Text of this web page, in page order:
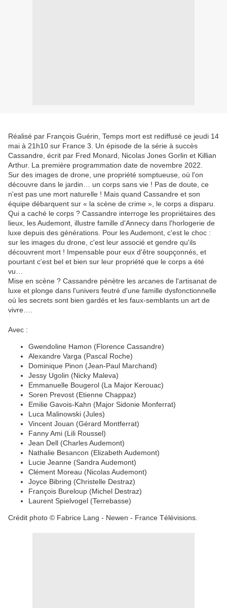
Réalisé par François Guérin, Temps mort est rediffusé ce jeudi 14
mai à 21h10 sur France 3. Un épisode de la série à succès
Cassandre, écrit par Fred Monard, Nicolas Jones Gorlin et Killian
Arthur. La première programmation date de novembre 2022.
Sur des images de drone, une propriété somptueuse, où l'on
découvre dans le jardin… un corps sans vie ! Pas de doute, ce
n'est pas une mort naturelle ! Mais quand Cassandre et son
équipe débarquent sur « la scène de crime », le corps a disparu.
Qui a caché le corps ? Cassandre interroge les propriétaires des
lieux, les Audemont, illustre famille d'Annecy dans l'horlogerie de
luxe depuis des générations. Pour les Audemont, c'est le choc :
sur les images du drone, c'est leur associé et gendre qu'ils
découvrent mort ! Impensable pour eux d'être soupçonnés, et
pourtant c'est bel et bien sur leur propriété que le corps a été
vu…
Mise en scène ? Cassandre pénètre les arcanes de l'artisanat de
luxe et plonge dans l'univers feutré d'une famille dysfonctionnelle
où les secrets sont bien gardés et les faux-semblants un art de
vivre….
Avec :
Gwendoline Hamon (Florence Cassandre)
Alexandre Varga (Pascal Roche)
Dominique Pinon (Jean-Paul Marchand)
Jessy Ugolin (Nicky Maleva)
Emmanuelle Bougerol (La Major Kerouac)
Soren Prevost (Etienne Chappaz)
Emilie Gavois-Kahn (Major Sidonie Monferrat)
Luca Malinowski (Jules)
Vincent Jouan (Gérard Montferrat)
Fanny Ami (Lili Roussel)
Jean Dell (Charles Audemont)
Nathalie Besancon (Elizabeth Audemont)
Lucie Jeanne (Sandra Audemont)
Clément Moreau (Nicolas Audemont)
Joyce Bibring (Christelle Destraz)
François Bureloup (Michel Destraz)
Laurent Spielvogel (Terrebasse)
Crédit photo © Fabrice Lang - Newen - France Télévisions.